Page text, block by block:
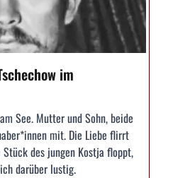
im
See. Mutter und Sohn, beide
mit. Die Liebe flirrt
des jungen Kostja floppt,
darüber lustig.